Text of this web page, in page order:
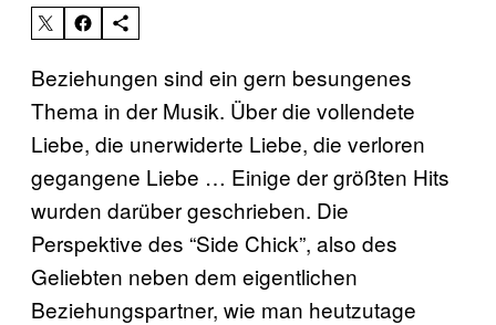
Beziehungen sind ein gern besungenes
Thema in der Musik. Über die vollendete
Liebe, die unerwiderte Liebe, die verloren
gegangene Liebe … Einige der größten Hits
wurden darüber geschrieben. Die
Perspektive des “Side Chick”, also des
Geliebten neben dem eigentlichen
Beziehungspartner, wie man heutzutage